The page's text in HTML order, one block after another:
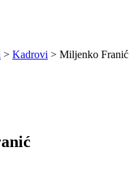
> Kadrovi > Miljenko Franić